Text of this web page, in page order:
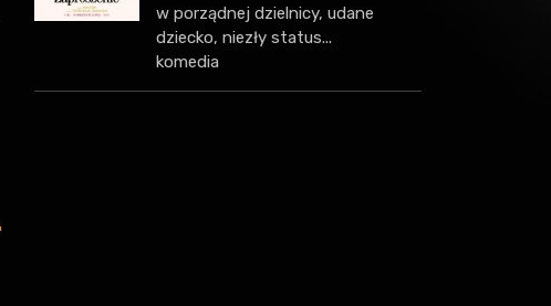
w porządnej dzielnicy, udane
dziecko, niezły status...
komedia